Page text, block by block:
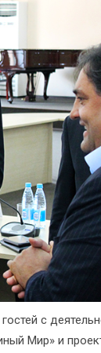
с
Мир» и